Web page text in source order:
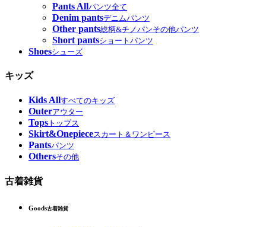
Pants Allパンツ全て
Denim pantsデニムパンツ
Other pants総柄&チノパンその他パンツ
Short pantsショートパンツ
Shoesシューズ
キッズ
Kids Allすべてのキッズ
Outerアウター
Tops トップス
Skirt&Onepieceスカート＆ワンピース
Pantsパンツ
Othersその他
古着雑貨
Goods古着雑貨